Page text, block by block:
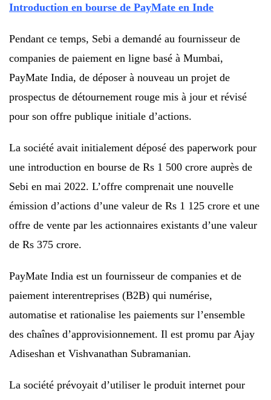
Introduction en bourse de PayMate en Inde
Pendant ce temps, Sebi a demandé au fournisseur de
companies de paiement en ligne basé à Mumbai,
PayMate India, de déposer à nouveau un projet de
prospectus de détournement rouge mis à jour et révisé
pour son offre publique initiale d’actions.
La société avait initialement déposé des paperwork pour
une introduction en bourse de Rs 1 500 crore auprès de
Sebi en mai 2022. L’offre comprenait une nouvelle
émission d’actions d’une valeur de Rs 1 125 crore et une
offre de vente par les actionnaires existants d’une valeur
de Rs 375 crore.
PayMate India est un fournisseur de companies et de
paiement interentreprises (B2B) qui numérise,
automatise et rationalise les paiements sur l’ensemble
des chaînes d’approvisionnement. Il est promu par Ajay
Adiseshan et Vishvanathan Subramanian.
La société prévoyait d’utiliser le produit internet pour